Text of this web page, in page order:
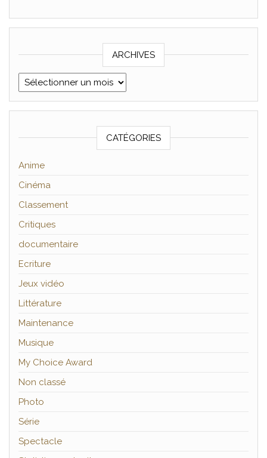
ARCHIVES
Archives
CATÉGORIES
Anime
Cinéma
Classement
Critiques
documentaire
Ecriture
Jeux vidéo
Littérature
Maintenance
Musique
My Choice Award
Non classé
Photo
Série
Spectacle